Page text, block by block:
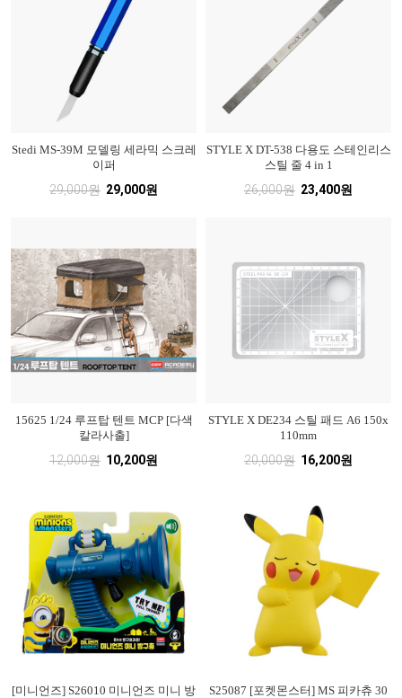
Stedi MS-39M 모델링 세라믹 스크레
이퍼
29,000원 29,000원
STYLE X DT-538 다용도 스테인리스
스틸 줄 4 in 1
26,000원 23,400원
15625 1/24 루프탑 텐트 MCP [다색
칼라사출]
12,000원 10,200원
STYLE X DE234 스틸 패드 A6 150x
110mm
20,000원 16,200원
[미니언즈] S26010 미니언즈 미니 방 S25087 [포켓몬스터] MS 피카츄 30